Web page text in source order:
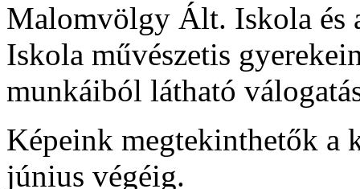
Malomvölgy Ált. Iskola és
Iskola művészetis
munkáiból látható
Képeink megtekinthetők a
június végéig.